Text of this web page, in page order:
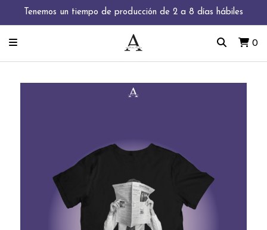
Tenemos un tiempo de producción de 2 a 8 días hábiles
0